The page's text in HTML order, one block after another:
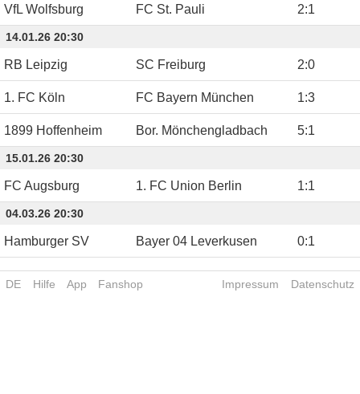
VfL Wolfsburg FC St. Pauli 2:1
14.01.26 20:30
RB Leipzig SC Freiburg 2:0
1. FC Köln FC Bayern München 1:3
1899 Hoffenheim Bor. Mönchengladbach 5:1
15.01.26 20:30
FC Augsburg 1. FC Union Berlin 1:1
04.03.26 20:30
Hamburger SV Bayer 04 Leverkusen 0:1
DE Hilfe App Fanshop Impressum Datenschutz